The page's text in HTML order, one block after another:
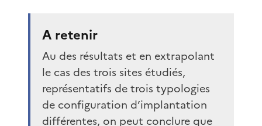
A retenir
Au des résultats et en extrapolant
le cas des trois sites étudiés,
représentatifs de trois typologies
de configuration d’implantation
différentes, on peut conclure que